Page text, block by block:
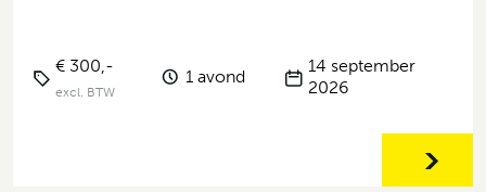
€ 300,-
excl. BTW
1 avond
14 september
2026